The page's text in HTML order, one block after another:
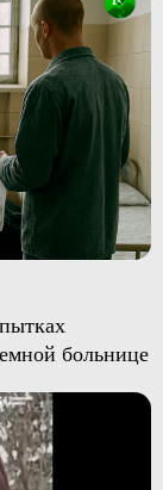
больнице